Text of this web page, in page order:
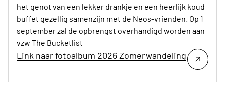
het genot van een lekker drankje en een heerlijk koud
buffet gezellig samenzijn met de Neos-vrienden. Op 1
september zal de opbrengst overhandigd worden aan
vzw The Bucketlist
Link naar fotoalbum 2026 Zomerwandeling